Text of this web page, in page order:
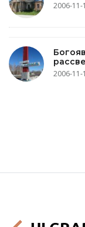
2006-11-
2006-11-